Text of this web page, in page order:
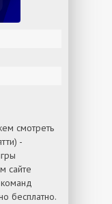
смотреть
-
сайте
бесплатно.